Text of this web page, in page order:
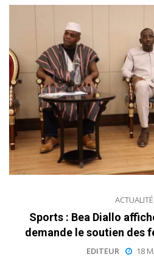
Sports : Bea Diallo
demande le soutien des
EDITEUR 18